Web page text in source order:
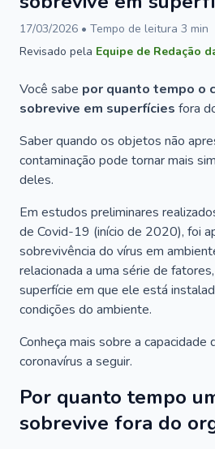
17/03/2026 • Tempo de leitura 3 min
Revisado pela Equipe de Redação
Você sabe por quanto tempo o
sobrevive em superfícies fora
Saber quando os objetos não
contaminação pode tornar mais
deles.
Em estudos preliminares
de Covid-19 (início de 2020), foi
sobrevivência do vírus em
relacionada a uma série de
superfície em que ele está
condições do ambiente.
Conheça mais sobre a capacidade
coronavírus a seguir.
Por quanto tempo
sobrevive fora do